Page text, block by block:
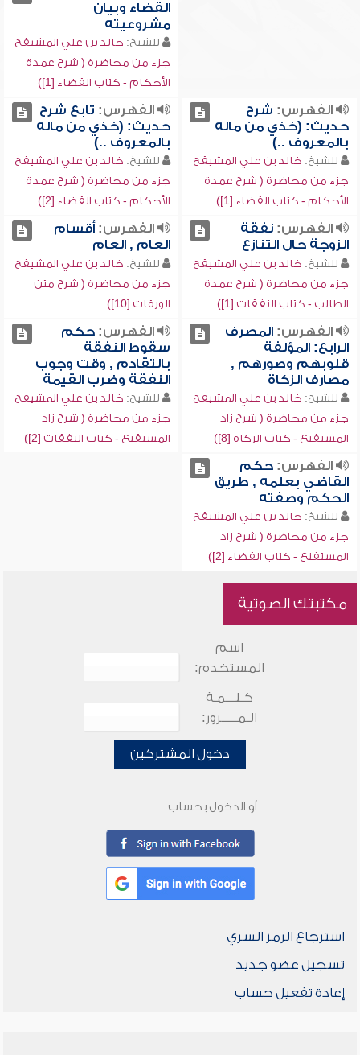
القضاء وبيان
مشروعيته
للشيخ: خالد بن علي المشيقح
جزء من محاضرة ( شرح عمدة
الأحكام - كتاب القضاء [1])
الفهرس: شرح
حديث: (خذي من ماله
بالمعروف ..)
للشيخ: خالد بن علي المشيقح
جزء من محاضرة ( شرح عمدة
الأحكام - كتاب القضاء [1])
الفهرس: تابع شرح
حديث: (خذي من ماله
بالمعروف ..)
للشيخ: خالد بن علي المشيقح
جزء من محاضرة ( شرح عمدة
الأحكام - كتاب القضاء [2])
الفهرس:نفقة
الزوجة حال التنازع
للشيخ: خالد بن علي المشيقح
جزء من محاضرة ( شرح عمدة
الطالب - كتاب النفقات [1])
الفهرس:أقسام
العام , العام
للشيخ: خالد بن علي المشيقح
جزء من محاضرة ( شرح متن
الورقات [10])
الفهرس:المصرف
الرابع: المؤلفة
قلوبهم وصورهم ,
مصارف الزكاة
للشيخ: خالد بن علي المشيقح
جزء من محاضرة ( شرح زاد
المستقنع - كتاب الزكاة [8])
الفهرس:حكم
سقوط النفقة
بالتقادم , وقت وجوب
النفقة وضرب القيمة
للشيخ: خالد بن علي المشيقح
جزء من محاضرة ( شرح زاد
المستقنع - كتاب النفقات [2])
الفهرس:حكم
القاضي بعلمه , طريق
الحكم وصفته
للشيخ: خالد بن علي المشيقح
جزء من محاضرة ( شرح زاد
المستقنع - كتاب القضاء [2])
مكتبتك الصوتية
اسم
المستخدم:
كـلـــمـة
الـمـــــرور:
دخول المشتركين
أو الدخول بحساب
استرجاع الرمز السري
تسجيل عضو جديد
إعادة تفعيل حساب